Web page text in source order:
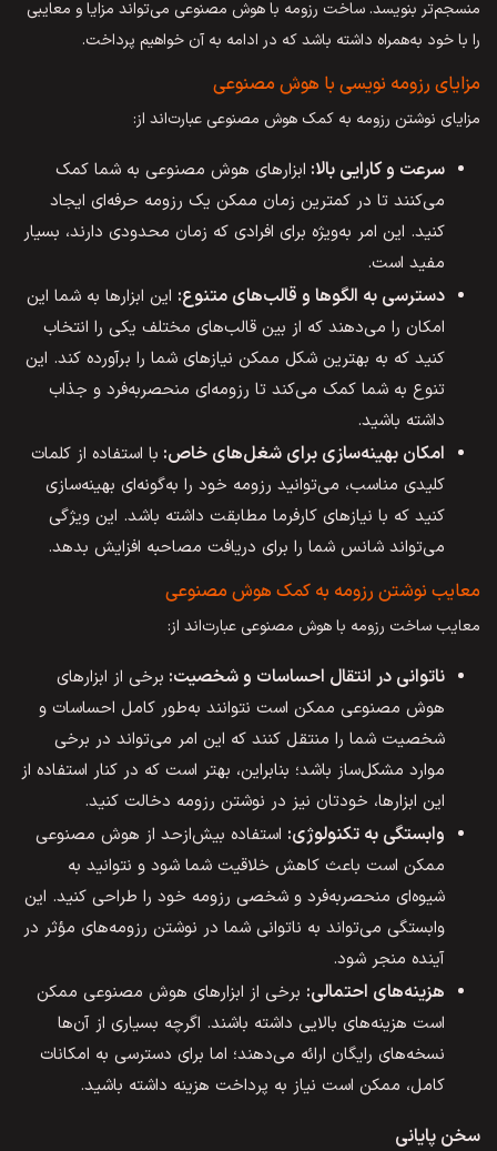
منسجم‌تر بنویسد. ساخت رزومه با هوش مصنوعی می‌تواند مزایا و معایبی
را با خود به‌همراه داشته باشد که در ادامه به آن خواهیم پرداخت.
مزایای رزومه نویسی با هوش مصنوعی
مزایای نوشتن رزومه به کمک هوش مصنوعی عبارت‌اند از:
سرعت و کارایی بالا: ابزارهای هوش مصنوعی به شما کمک
می‌کنند تا در کمترین زمان ممکن یک رزومه حرفه‌ای ایجاد
کنید. این امر به‌ویژه برای افرادی که زمان محدودی دارند، بسیار
مفید است.
دسترسی به الگوها و قالب‌های متنوع: این ابزارها به شما این
امکان را می‌دهند که از بین قالب‌های مختلف یکی را انتخاب
کنید که به بهترین شکل ممکن نیازهای شما را برآورده کند. این
تنوع به شما کمک می‌کند تا رزومه‌ای منحصربه‌فرد و جذاب
داشته باشید.
امکان بهینه‌سازی برای شغل‌های خاص: با استفاده از کلمات
کلیدی مناسب، می‌توانید رزومه خود را به‌گونه‌ای بهینه‌سازی
کنید که با نیازهای کارفرما مطابقت داشته باشد. این ویژگی
می‌تواند شانس شما را برای دریافت مصاحبه افزایش بدهد.
معایب نوشتن رزومه به کمک هوش مصنوعی
معایب ساخت رزومه با هوش مصنوعی عبارت‌اند از:
ناتوانی در انتقال احساسات و شخصیت: برخی از ابزارهای
هوش مصنوعی ممکن است نتوانند به‌طور کامل احساسات و
شخصیت شما را منتقل کنند که این امر می‌تواند در برخی
موارد مشکل‌ساز باشد؛ بنابراین، بهتر است که در کنار استفاده از
این ابزارها، خودتان نیز در نوشتن رزومه دخالت کنید.
وابستگی به تکنولوژی: استفاده بیش‌ازحد از هوش مصنوعی
ممکن است باعث کاهش خلاقیت شما شود و نتوانید به
شیوه‌ای منحصربه‌فرد و شخصی رزومه خود را طراحی کنید. این
وابستگی می‌تواند به ناتوانی شما در نوشتن رزومه‌های مؤثر در
آینده منجر شود.
هزینه‌های احتمالی: برخی از ابزارهای هوش مصنوعی ممکن
است هزینه‌های بالایی داشته باشند. اگرچه بسیاری از آن‌ها
نسخه‌های رایگان ارائه می‌دهند؛ اما برای دسترسی به امکانات
کامل، ممکن است نیاز به پرداخت هزینه داشته باشید.
سخن پایانی